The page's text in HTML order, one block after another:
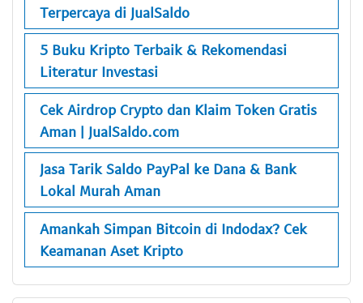
Terpercaya di JualSaldo
5 Buku Kripto Terbaik & Rekomendasi
Literatur Investasi
Cek Airdrop Crypto dan Klaim Token Gratis
Aman | JualSaldo.com
Jasa Tarik Saldo PayPal ke Dana & Bank
Lokal Murah Aman
Amankah Simpan Bitcoin di Indodax? Cek
Keamanan Aset Kripto